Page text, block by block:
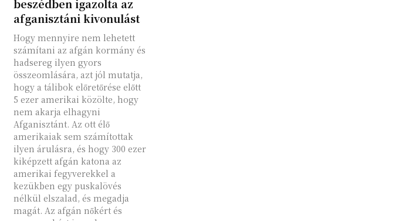
beszédben igazolta az
afganisztáni kivonulást
Hogy mennyire nem lehetett
számítani az afgán kormány és
hadsereg ilyen gyors
összeomlására, azt jól mutatja,
hogy a tálibok előretőrése előtt
5 ezer amerikai közölte, hogy
nem akarja elhagyni
Afganisztánt. Az ott élő
amerikaiak sem számítottak
ilyen árulásra, és hogy 300 ezer
kiképzett afgán katona az
amerikai fegyverekkel a
kezükben egy puskalövés
nélkül elszalad, és megadja
magát. Az afgán nőkért és